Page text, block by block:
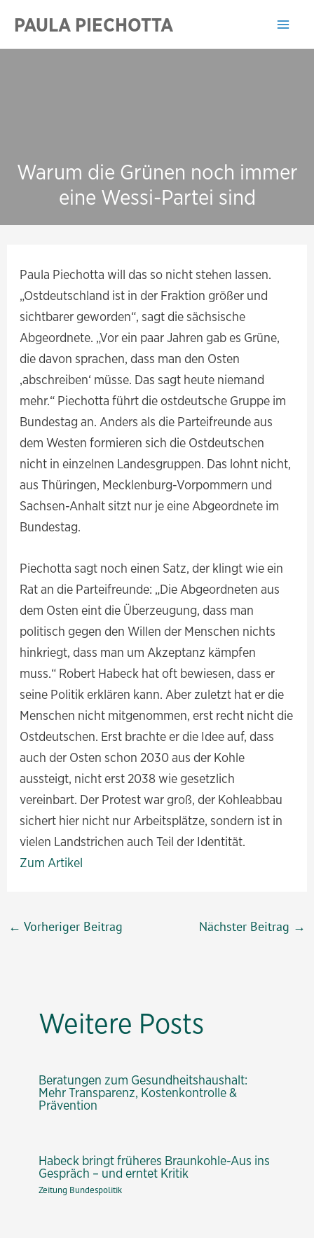
Inhalt
springen
PAULA PIECHOTTA
Warum die Grünen noch immer
eine Wessi-Partei sind
Paula Piechotta will das so nicht stehen lassen.
„Ostdeutschland ist in der Fraktion größer und
sichtbarer geworden“, sagt die sächsische
Abgeordnete. „Vor ein paar Jahren gab es Grüne,
die davon sprachen, dass man den Osten
‚abschreiben‘ müsse. Das sagt heute niemand
mehr.“ Piechotta führt die ostdeutsche Gruppe im
Bundestag an. Anders als die Parteifreunde aus
dem Westen formieren sich die Ostdeutschen
nicht in einzelnen Landesgruppen. Das lohnt nicht,
aus Thüringen, Mecklenburg-Vorpommern und
Sachsen-Anhalt sitzt nur je eine Abgeordnete im
Bundestag.
Piechotta sagt noch einen Satz, der klingt wie ein
Rat an die Parteifreunde: „Die Abgeordneten aus
dem Osten eint die Überzeugung, dass man
politisch gegen den Willen der Menschen nichts
hinkriegt, dass man um Akzeptanz kämpfen
muss.“ Robert Habeck hat oft bewiesen, dass er
seine Politik erklären kann. Aber zuletzt hat er die
Menschen nicht mitgenommen, erst recht nicht die
Ostdeutschen. Erst brachte er die Idee auf, dass
auch der Osten schon 2030 aus der Kohle
aussteigt, nicht erst 2038 wie gesetzlich
vereinbart. Der Protest war groß, der Kohleabbau
sichert hier nicht nur Arbeitsplätze, sondern ist in
vielen Landstrichen auch Teil der Identität.
Zum Artikel
Beitragsnavigation
← Vorheriger Beitrag Nächster Beitrag →
Weitere Posts
Beratungen zum Gesundheitshaushalt:
Mehr Transparenz, Kostenkontrolle &
Prävention
Habeck bringt früheres Braunkohle-Aus ins
Gespräch – und erntet Kritik
Zeitung Bundespolitik